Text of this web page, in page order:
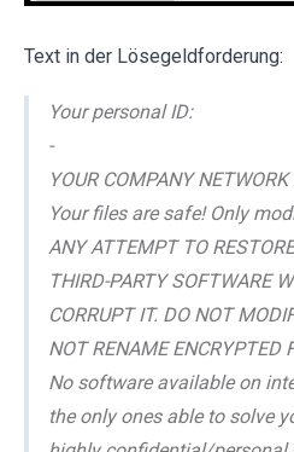
Text in der Lösegeldforderung:
Your personal ID:
-
YOUR COMPANY
Your files are safe! Only
ANY ATTEMPT TO
THIRD-PARTY SOFTWARE
CORRUPT IT. DO NOT
NOT RENAME ENCRYPTED
No software available on
the only ones able to solve